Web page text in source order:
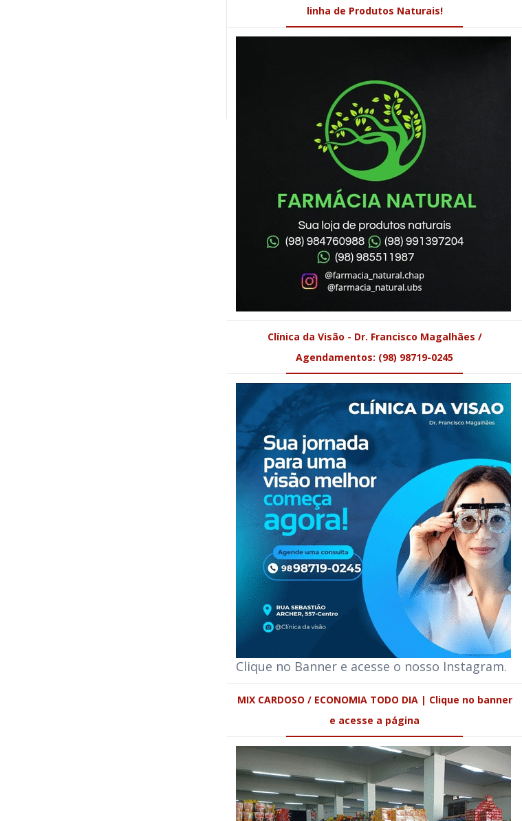
linha de Produtos Naturais!
Clínica da Visão - Dr. Francisco Magalhães /
Agendamentos: (98) 98719-0245
Clique no Banner e acesse o nosso Instagram.
MIX CARDOSO / ECONOMIA TODO DIA | Clique no banner
e acesse a página